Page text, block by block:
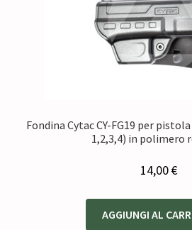
Fondina Cytac CY-FG19 per
1,2,3,4) in polimero
14,00€
AGGIUNGI AL